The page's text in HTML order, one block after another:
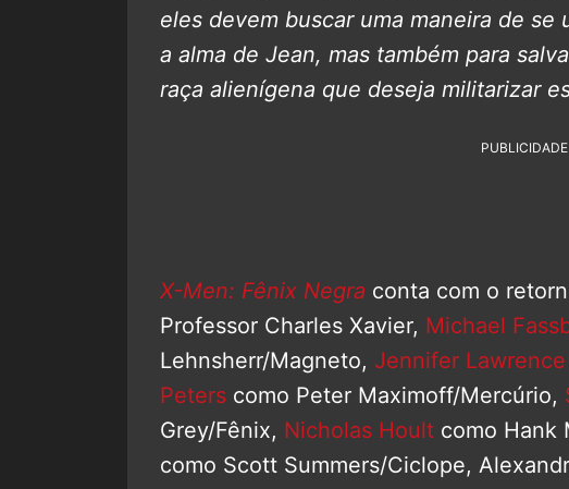
eles devem buscar uma maneira de se
a alma de Jean, mas também para
raça alienígena que deseja militarizar
PUBLICIDADE
X-Men: Fênix Negra conta com o
Professor Charles Xavier, Michael
Lehnsherr/Magneto, Jennifer Lawrence
Peters como Peter Maximoff/Mercúrio,
Grey/Fênix, Nicholas Hoult como Hank
como Scott Summers/Ciclope,